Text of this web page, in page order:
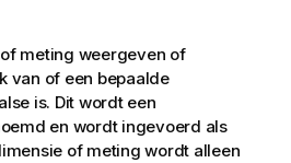
meting weergeven of
van of een bepaalde
is. Dit wordt een
en wordt ingevoerd als
of meting wordt alleen